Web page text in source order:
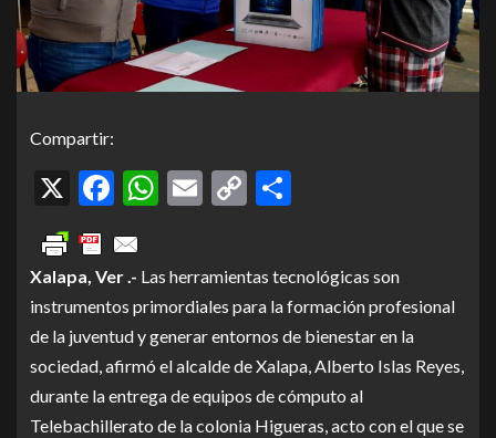
Compartir:
X Facebook
WhatsApp
Email
Copy
Xalapa, Ver .- Las herramientas tecnológicas son
instrumentos primordiales para la formación profesional
de la juventud y generar entornos de bienestar en la
sociedad, afirmó el alcalde de Xalapa, Alberto Islas Reyes,
durante la entrega de equipos de cómputo al
Telebachillerato de la colonia Higueras, acto con el que se